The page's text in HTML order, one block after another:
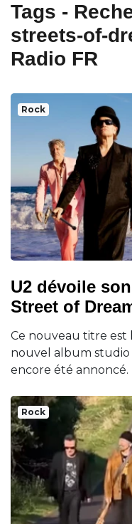
Tags -
streets-of-
Radio FR
Rock
U2 dévoile
Street of
Ce nouveau titre est
nouvel album studio
encore été annoncé.
Rock